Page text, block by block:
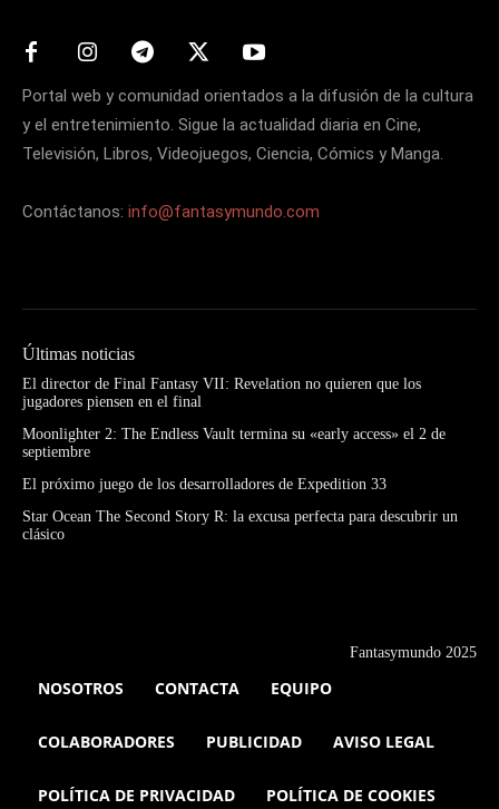
Portal web y comunidad orientados a la difusión de la cultura
y el entretenimiento. Sigue la actualidad diaria en Cine,
Televisión, Libros, Videojuegos, Ciencia, Cómics y Manga.
Contáctanos: info@fantasymundo.com
Últimas noticias
El director de Final Fantasy VII: Revelation no quieren que los
jugadores piensen en el final
Moonlighter 2: The Endless Vault termina su «early access» el 2 de
septiembre
El próximo juego de los desarrolladores de Expedition 33
Star Ocean The Second Story R: la excusa perfecta para descubrir un
clásico
Fantasymundo 2025
NOSOTROS CONTACTA EQUIPO
COLABORADORES PUBLICIDAD AVISO LEGAL
POLÍTICA DE PRIVACIDAD POLÍTICA DE COOKIES